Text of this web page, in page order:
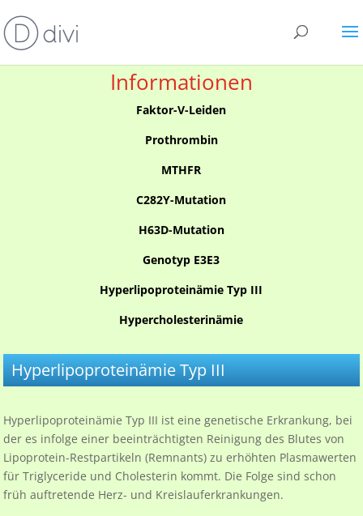
Informationen
Faktor-V-Leiden
Prothrombin
MTHFR
C282Y-Mutation
H63D-Mutation
Genotyp E3E3
Hyperlipoproteinämie Typ III
Hypercholesterinämie
Hyperlipoproteinämie Typ III
Hyperlipoproteinämie Typ III ist eine genetische Erkrankung, bei
der es infolge einer beeinträchtigten Reinigung des Blutes von
Lipoprotein-Restpartikeln (Remnants) zu erhöhten Plasmawerten
für Triglyceride und Cholesterin kommt. Die Folge sind schon
früh auftretende Herz- und Kreislauferkrankungen.